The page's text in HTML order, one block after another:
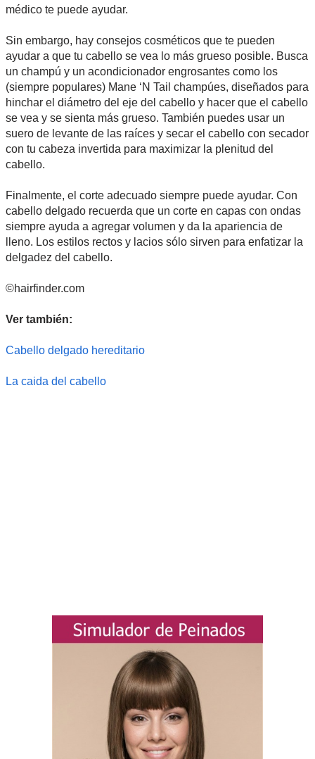
médico te puede ayudar.
Sin embargo, hay consejos cosméticos que te pueden
ayudar a que tu cabello se vea lo más grueso posible. Busca
un champú y un acondicionador engrosantes como los
(siempre populares) Mane ‘N Tail champúes, diseñados para
hinchar el diámetro del eje del cabello y hacer que el cabello
se vea y se sienta más grueso. También puedes usar un
suero de levante de las raíces y secar el cabello con secador
con tu cabeza invertida para maximizar la plenitud del
cabello.
Finalmente, el corte adecuado siempre puede ayudar. Con
cabello delgado recuerda que un corte en capas con ondas
siempre ayuda a agregar volumen y da la apariencia de
lleno. Los estilos rectos y lacios sólo sirven para enfatizar la
delgadez del cabello.
©hairfinder.com
Ver también:
Cabello delgado hereditario
La caida del cabello